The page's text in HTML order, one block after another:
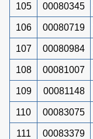
105 00080345
106 00080719
107 00080984
108 00081007
109 00081148
110 00083075
111 00083379